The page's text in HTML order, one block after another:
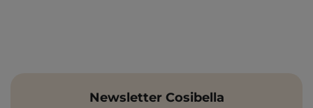
Newsletter Cosibella